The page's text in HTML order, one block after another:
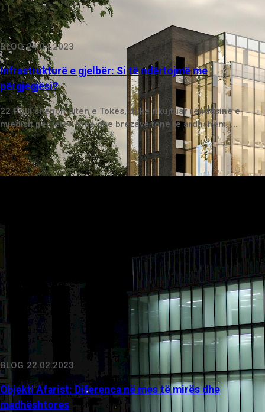
BLOG 24.04.2023
Infrastrukturë e gjelbër: Si të ndërtojmë me
përgjegjësi?
22 Prilli shënon ditën e Tokës, duke rikujtuar rëndësinë e
mjedisit për jetën tonë dhe brezave tonë të ardhshëm. ...
BLOG 22.02.2023
Objekti Afarist: Diferenca në mes të mirës dhe
madhështores